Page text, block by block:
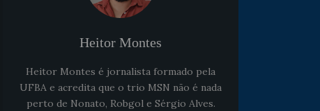
Heitor Montes
Heitor Montes é jornalista formado pela
UFBA e acredita que o trio MSN não é nada
perto de Nonato, Robgol e Sérgio Alves.